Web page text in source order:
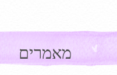
מאמרים